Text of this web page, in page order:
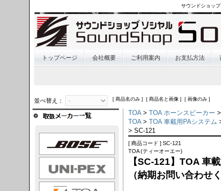
サウンドショッ
トップページ 会社概要 ご利用案内 お支払方法
並べ替え： [ 商品名のみ ] [ 商品名と画像 ] [ 画像のみ ]
TOA> TOA ホーンスピーカー
TOA> TOA 車載用PAシステム
> SC-121
[ 商品コード ] SC-121
TOA (ティーオーエー)
【SC-121】TOA 車
（納期お問い合わせ